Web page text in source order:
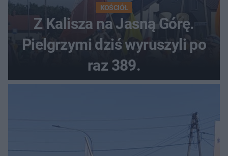
KOŚCIÓŁ
Z Kalisza na Jasną Górę.
Pielgrzymi dziś wyruszyli po
raz 389.